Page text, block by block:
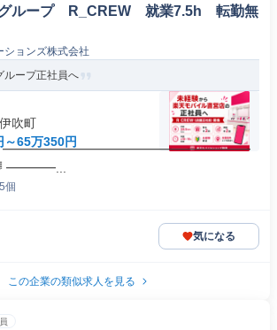
ループ R_CREW 就業7.5h 転勤無
ションズ株式会社
ループ正社員へ
吹町
～65万350円
人材 ━━━━━━━━━━━━━━━━━━━━
━━━━...
個
気になる
この企業の類似求人を見る